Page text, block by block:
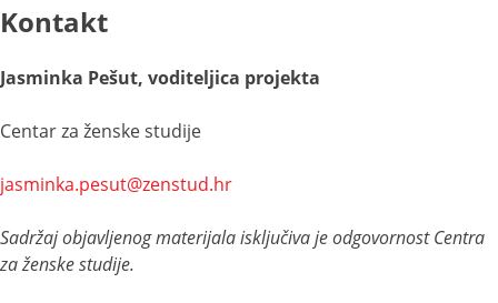
Kontakt
Jasminka Pešut, voditeljica projekta
Centar za ženske studije
jasminka.pesut@zenstud.hr
Sadržaj objavljenog materijala isključiva je odgovornost Centra
za ženske studije.